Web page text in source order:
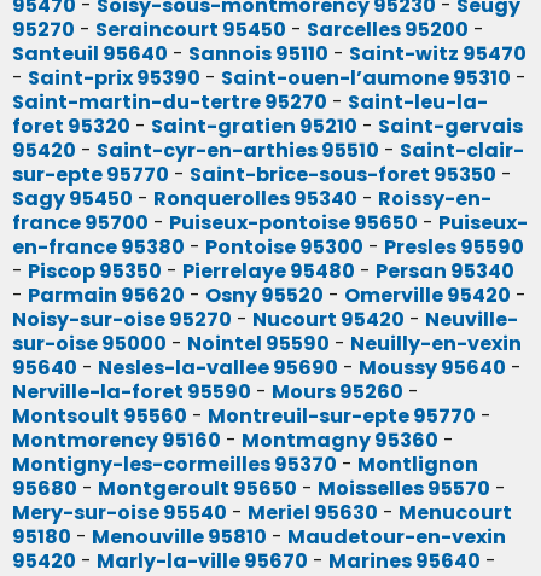
95270 - Seraincourt 95450 - Sarcelles 95200 -
Santeuil 95640 - Sannois 95110 - Saint-witz 95470
- Saint-prix 95390 - Saint-ouen-l’aumone 95310 -
Saint-martin-du-tertre 95270 - Saint-leu-la-
foret 95320 - Saint-gratien 95210 - Saint-gervais
95420 - Saint-cyr-en-arthies 95510 - Saint-clair-
sur-epte 95770 - Saint-brice-sous-foret 95350 -
Sagy 95450 - Ronquerolles 95340 - Roissy-en-
france 95700 - Puiseux-pontoise 95650 - Puiseux-
en-france 95380 - Pontoise 95300 - Presles 95590
- Piscop 95350 - Pierrelaye 95480 - Persan 95340
- Parmain 95620 - Osny 95520 - Omerville 95420 -
Noisy-sur-oise 95270 - Nucourt 95420 - Neuville-
sur-oise 95000 - Nointel 95590 - Neuilly-en-vexin
95640 - Nesles-la-vallee 95690 - Moussy 95640 -
Nerville-la-foret 95590 - Mours 95260 -
Montsoult 95560 - Montreuil-sur-epte 95770 -
Montmorency 95160 - Montmagny 95360 -
Montigny-les-cormeilles 95370 - Montlignon
95680 - Montgeroult 95650 - Moisselles 95570 -
Mery-sur-oise 95540 - Meriel 95630 - Menucourt
95180 - Menouville 95810 - Maudetour-en-vexin
95420 - Marly-la-ville 95670 - Marines 95640 -